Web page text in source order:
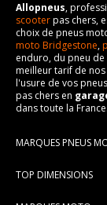
Allopneus,
scooterpas chers,
choix de pneus
moto Bridgestone,
enduro, du pneu
meilleur tarif de
l'usure de vos
pas chers en
dans toute la France.
MARQUES PNEUS
TOP DIMENSIONS